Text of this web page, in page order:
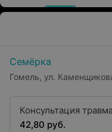
Семёрка
Гомель, ул.
Консультация
квалификационной
42,80 руб.